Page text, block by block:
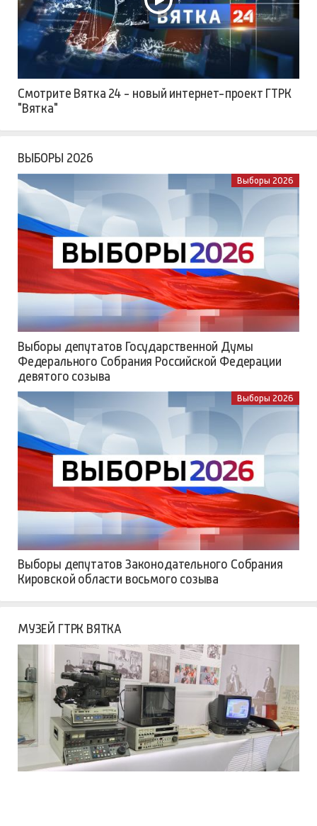
Смотрите Вятка 24 - новый интернет-проект ГТРК
"Вятка"
ВЫБОРЫ 2026
Выборы 2026
Выборы депутатов Государственной Думы
Федерального Собрания Российской Федерации
девятого созыва
Выборы 2026
Выборы депутатов Законодательного Собрания
Кировской области восьмого созыва
МУЗЕЙ ГТРК ВЯТКА